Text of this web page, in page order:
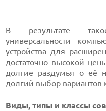
В результате
универсальности
устройства для
достаточно высокой
долгие раздумья о её
долгий выбор вариантов
Виды, типы и классы